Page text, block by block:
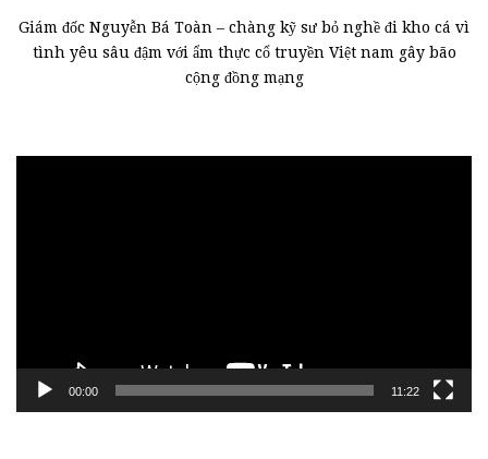
Giám đốc Nguyễn Bá Toàn – chàng kỹ sư bỏ nghề đi kho cá vì
tình yêu sâu đậm với ẩm thực cổ truyền Việt nam gây bão
cộng đồng mạng
00:00 11:22